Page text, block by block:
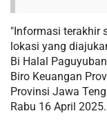
"Informasi terakhir
lokasi yang
Bi Halal
Biro Keuangan
Provinsi Jawa
Rabu 16 April 2025.